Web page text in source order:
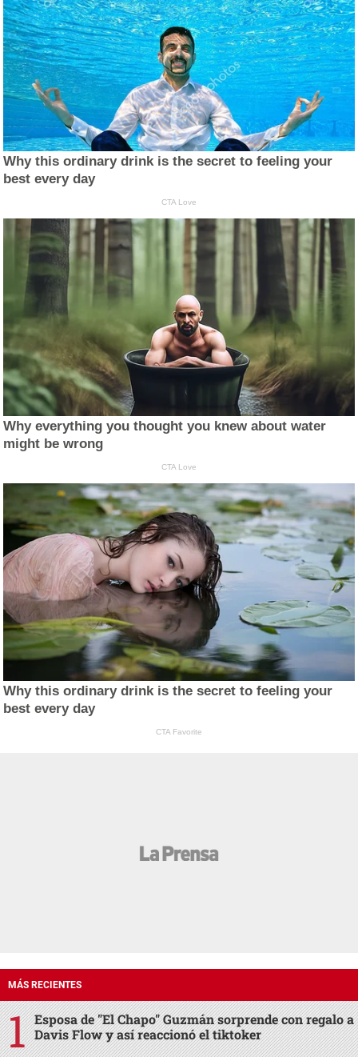
Why this ordinary drink is the secret to feeling your
best every day
CTA Love
Why everything you thought you knew about water
might be wrong
CTA Love
Why this ordinary drink is the secret to feeling your
best every day
CTA Favorite
MÁS RECIENTES
Esposa de "El Chapo" Guzmán sorprende con regalo a
Davis Flow y así reaccionó el tiktoker